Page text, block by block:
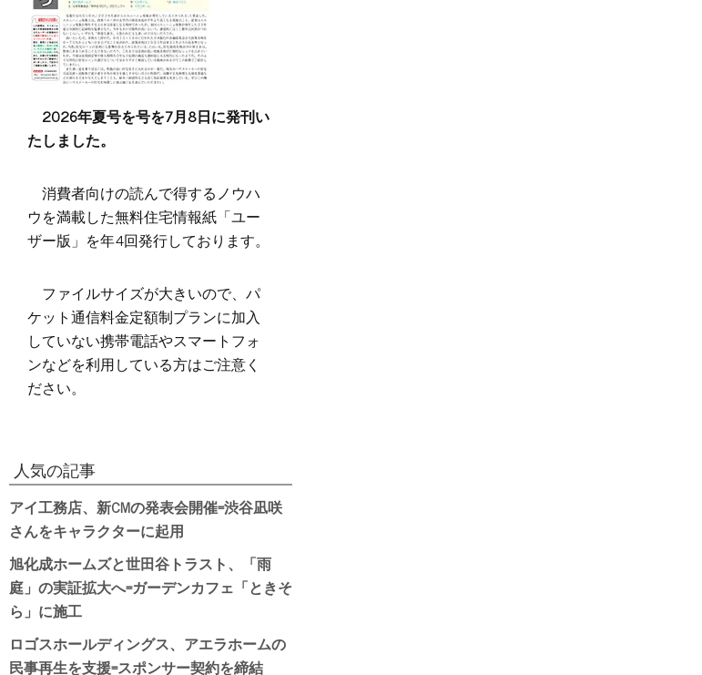
2026年夏号を号を7月8日に発刊い
たしました。
消費者向けの読んで得するノウハ
ウを満載した無料住宅情報紙「ユー
ザー版」を年4回発行しております。
ファイルサイズが大きいので、パ
ケット通信料金定額制プランに加入
していない携帯電話やスマートフォ
ンなどを利用している方はご注意く
ださい。
人気の記事
アイ工務店、新CMの発表会開催=渋谷凪咲
さんをキャラクターに起用
旭化成ホームズと世田谷トラスト、「雨
庭」の実証拡大へ=ガーデンカフェ「ときそ
ら」に施工
ロゴスホールディングス、アエラホームの
民事再生を支援=スポンサー契約を締結